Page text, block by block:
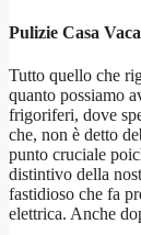
Pulizie Casa
Tutto quello che
quanto possiamo
frigoriferi, dove
che, non è detto
punto cruciale
distintivo della
fastidioso che fa
elettrica. Anche